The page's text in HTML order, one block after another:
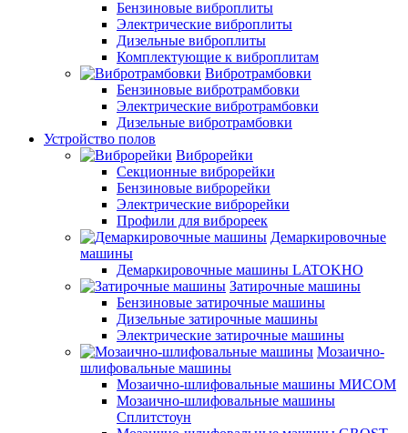
Бензиновые виброплиты
Электрические виброплиты
Дизельные виброплиты
Комплектующие к виброплитам
Вибротрамбовки
Бензиновые вибротрамбовки
Электрические вибротрамбовки
Дизельные вибротрамбовки
Устройство полов
Виброрейки
Секционные виброрейки
Бензиновые виброрейки
Электрические виброрейки
Профили для виброреек
Демаркировочные
машины
Демаркировочные машины LATOKHO
Затирочные машины
Бензиновые затирочные машины
Дизельные затирочные машины
Электрические затирочные машины
Мозаично-
шлифовальные машины
Мозаично-шлифовальные машины МИСОМ
Мозаично-шлифовальные машины
Сплитстоун